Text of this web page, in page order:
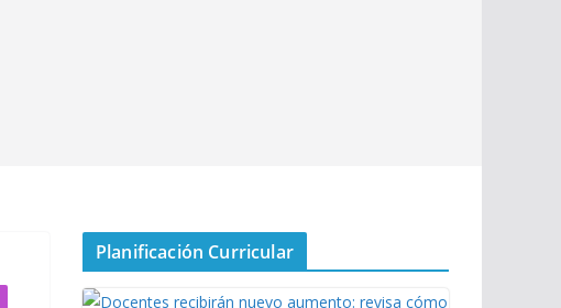
Planificación Curricular